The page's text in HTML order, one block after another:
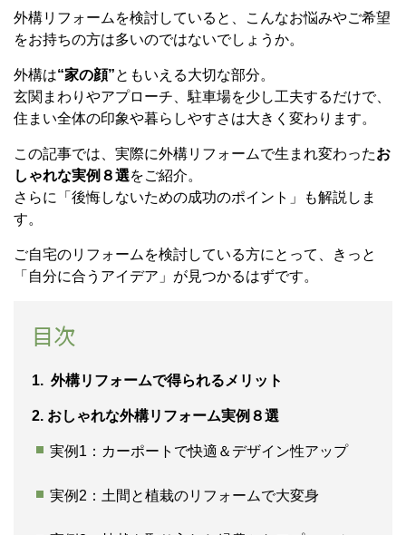
外構リフォームを検討していると、こんなお悩みやご希望
をお持ちの方は多いのではないでしょうか。
外構は“家の顔”ともいえる大切な部分。
玄関まわりやアプローチ、駐車場を少し工夫するだけで、
住まい全体の印象や暮らしやすさは大きく変わります。
この記事では、実際に外構リフォームで生まれ変わったお
しゃれな実例８選をご紹介。
さらに「後悔しないための成功のポイント」も解説しま
す。
ご自宅のリフォームを検討している方にとって、きっと
「自分に合うアイデア」が見つかるはずです。
目次
1. 外構リフォームで得られるメリット
2. おしゃれな外構リフォーム実例８選
実例1：カーポートで快適＆デザイン性アップ
実例2：土間と植栽のリフォームで大変身